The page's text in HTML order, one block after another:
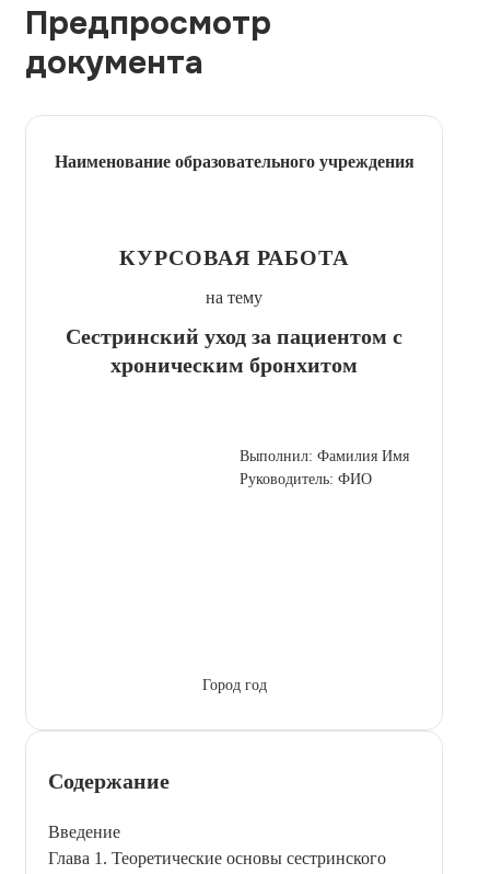
Предпросмотр
документа
Наименование образовательного учреждения
КУРСОВАЯ РАБОТА
на тему
Сестринский уход за пациентом с
хроническим бронхитом
Выполнил: Фамилия Имя
Руководитель: ФИО
Город год
Содержание
Введение
Глава 1. Теоретические основы сестринского